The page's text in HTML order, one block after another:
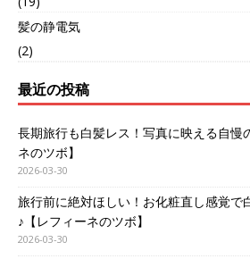
髪の静電気
(2)
最近の投稿
長期旅行も白髪レス！写真に映える自
ネのツボ】
2026-03-30
旅行前に絶対ほしい！お化粧直し感覚で
♪【レフィーネのツボ】
2026-03-30